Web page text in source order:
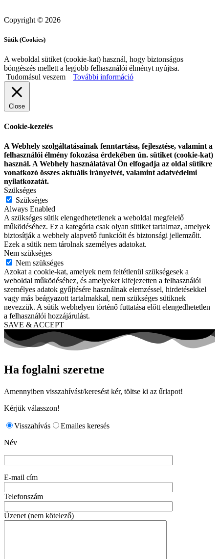
Copyright © 2026
Sütik (Cookies)
A weboldal sütiket (cookie-kat) használ, hogy biztonságos
böngészés mellett a legjobb felhasználói élményt nyújtsa.
Tudomásul veszem
További információ
Close
Cookie-kezelés
A Webhely szolgáltatásainak fenntartása, fejlesztése, valamint a
felhasználói élmény fokozása érdekében ún. sütiket (cookie-kat)
használ. A Webhely használatával Ön elfogadja az oldal sütikre
vonatkozó összes aktuális irányelvét, valamint adatvédelmi
nyilatkozatát.
Szükséges
Szükséges
Always Enabled
A szükséges sütik elengedhetetlenek a weboldal megfelelő
működéséhez. Ez a kategória csak olyan sütiket tartalmaz, amelyek
biztosítják a webhely alapvető funkcióit és biztonsági jellemzőit.
Ezek a sütik nem tárolnak személyes adatokat.
Nem szükséges
Nem szükséges
Azokat a cookie-kat, amelyek nem feltétlenül szükségesek a
weboldal működéséhez, és amelyeket kifejezetten a felhasználói
személyes adatok gyűjtésére használnak elemzéssel, hirdetésekkel
vagy más beágyazott tartalmakkal, nem szükséges sütiknek
nevezzük. A sütik webhelyen történő futtatása előtt elengedhetetlen
a felhasználói hozzájárulást.
SAVE & ACCEPT
Ha foglalni szeretne
Amennyiben visszahívást/keresést kér, töltse ki az űrlapot!
Kérjük válasszon!
Visszahívás
Emailes keresés
Név
E-mail cím
Telefonszám
Üzenet (nem kötelező)